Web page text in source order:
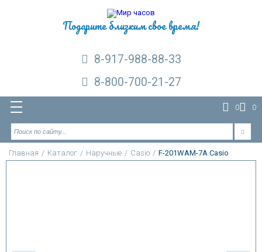
Подарите близким свое время!
8-917-988-88-33
8-800-700-21-27
0 0
Главная / Каталог / Наручные / Casio / F-201WAM-7A Casio